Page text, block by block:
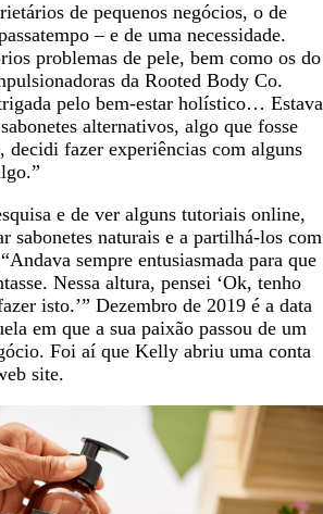
de pequenos negócios, o de
– e de uma necessidade.
problemas de pele, bem como os do
da Rooted Body Co.
pelo bem-estar holístico… Estava
alternativos, algo que fosse
fazer experiências com alguns
e de ver alguns tutoriais online,
sabonetes naturais e a partilhá-los com
sempre entusiasmada para que
Nessa altura, pensei ‘Ok, tenho
isto.’” Dezembro de 2019 é a data
em que a sua paixão passou de um
Foi aí que Kelly abriu uma conta
site.